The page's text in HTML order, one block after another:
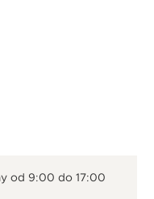
od 9:00 do 17:00